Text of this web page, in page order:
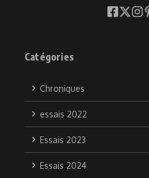
Catégories
Chroniques
essais 2022
Essais 2023
Essais 2024